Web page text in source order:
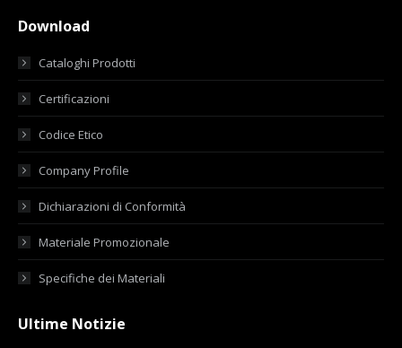
Download
Cataloghi Prodotti
Certificazioni
Codice Etico
Company Profile
Dichiarazioni di Conformità
Materiale Promozionale
Specifiche dei Materiali
Ultime Notizie